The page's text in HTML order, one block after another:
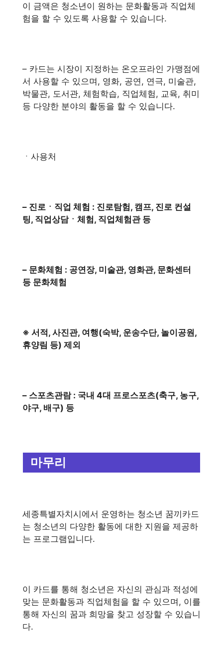
이 금액은 청소년이 원하는 문화활동과 직업체
험을 할 수 있도록 사용할 수 있습니다.
– 카드는 시장이 지정하는 온오프라인 가맹점에
서 사용할 수 있으며, 영화, 공연, 연극, 미술관,
박물관, 도서관, 체험학습, 직업체험, 교육, 취미
등 다양한 분야의 활동을 할 수 있습니다.
ㆍ사용처
– 진로ㆍ직업 체험 : 진로탐험, 캠프, 진로 컨설
팅, 직업상담ㆍ체험, 직업체험관 등
– 문화체험 : 공연장, 미술관, 영화관, 문화센터
등 문화체험
※ 서적, 사진관, 여행(숙박, 운송수단, 놀이공원,
휴양림 등) 제외
– 스포츠관람 : 국내 4대 프로스포츠(축구, 농구,
야구, 배구) 등
마무리
세종특별자치시에서 운영하는 청소년 꿈끼카드
는 청소년의 다양한 활동에 대한 지원을 제공하
는 프로그램입니다.
이 카드를 통해 청소년은 자신의 관심과 적성에
맞는 문화활동과 직업체험을 할 수 있으며, 이를
통해 자신의 꿈과 희망을 찾고 성장할 수 있습니
다.